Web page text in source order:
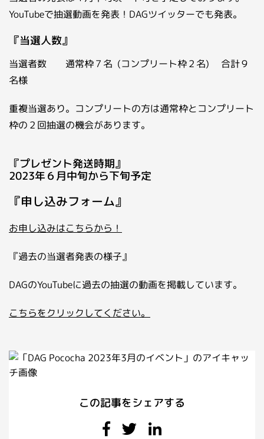
YouTubeで抽選動画を発表！DAGツイッターでも発表。
『当選人数』
当選者数 通常枠７名 (コンプリート枠２名) 合計９
名様
重複当選あり。コンプリートの方は通常枠とコンプリート
枠の２回抽選の機会があります。
『プレゼント発送時期』
2023年６月中旬から下旬予定
『申し込みフォーム』
お申し込みはこちらから！
『過去の当選者発表の様子』
DAGのYouTubeに過去の抽選の動画を掲載しています。
こちらをクリックしてください。
この記事をシェアする